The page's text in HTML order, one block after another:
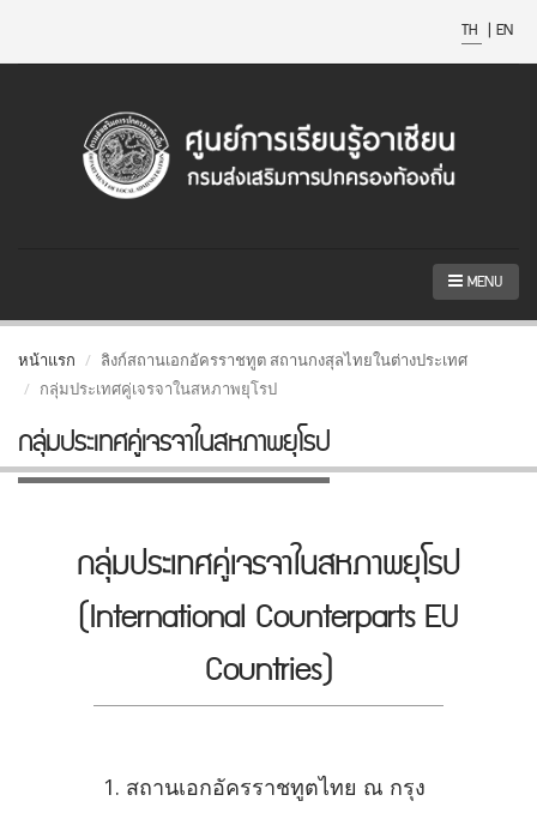
TH | EN
MENU
หน้าแรก
ลิงก์สถานเอกอัครราชทูต สถานกงสุลไทยในต่างประเทศ
กลุ่มประเทศคู่เจรจาในสหภาพยุโรป
กลุ่มประเทศคู่เจรจาในสหภาพยุโรป
กลุ่มประเทศคู่เจรจาในสหภาพยุโรป
(International Counterparts EU
Countries)
สถานเอกอัครราชทูตไทย ณ กรุง